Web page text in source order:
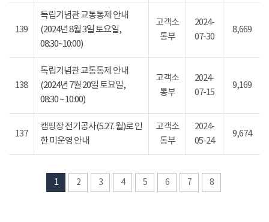
139
독립기념관 교통통제 안내
(2024년 8월 3일 토요일,
08:30~10:00)
고객소
통부
2024-
07-30
8,669
138
독립기념관 교통통제 안내
(2024년 7월 20일 토요일,
08:30 ~ 10:00)
고객소
통부
2024-
07-15
9,169
137
캠핑장 전기공사(5.27. 월)로 인
한 미운영 안내
고객소
통부
2024-
05-24
9,674
1 2 3 4 5 6 7 8